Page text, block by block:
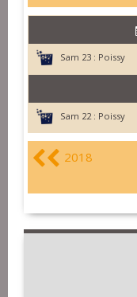
Sam 23 : Poissy
Sam 22 : Poissy
2018